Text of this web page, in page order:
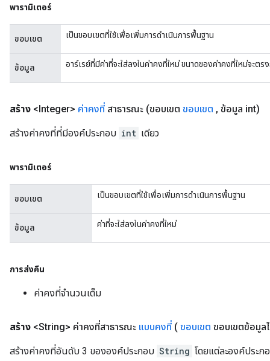
พารามิเตอร์
ขอบเขต เป็นขอบเขตที่ใช้เพื่อเพิ่มการดำเนินการพื้นฐาน
ข้อมูล อาร์เรย์ที่มีค่าที่จะใส่ลงในค่าคงที่ใหม่ ขนาดของค่าคงที่ใหม่จะตร
สร้าง <Integer> ค่าคงที่ สาธารณะ (ขอบเขต ขอบเขต , ข้อมูล int)
สร้างค่าคงที่ที่มีองค์ประกอบ int เดียว
พารามิเตอร์
ขอบเขต เป็นขอบเขตที่ใช้เพื่อเพิ่มการดำเนินการพื้นฐาน
ข้อมูล ค่าที่จะใส่ลงในค่าคงที่ใหม่
การส่งคืน
ค่าคงที่จำนวนเต็ม
สร้าง <String> ค่าคงที่สาธารณะ แบบคงที่ ( ขอบเขต ขอบเขตข้อมู
สร้างค่าคงที่อันดับ 3 ขององค์ประกอบ String โดยแต่ละองค์ประ